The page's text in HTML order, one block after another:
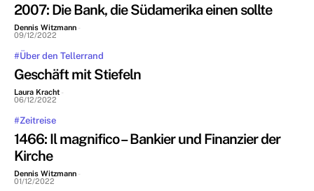
2007: Die Bank, die Südamerika einen sollte
Dennis Witzmann -
09/12/2022
#Über den Tellerrand
Geschäft mit Stiefeln
Laura Kracht -
06/12/2022
#Zeitreise
1466: Il magnifico – Bankier und Finanzier der
Kirche
Dennis Witzmann -
01/12/2022